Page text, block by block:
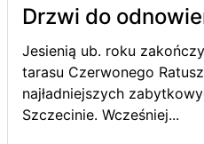
Drzwi do
Jesienią ub. roku
tarasu Czerwonego
najładniejszych
Szczecinie. Wcześniej...